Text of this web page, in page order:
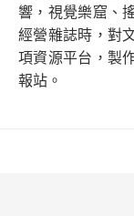
響，視覺樂窟、
經營雜誌時，對
項資源平台，製
報站。